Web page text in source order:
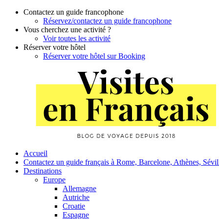
Contactez un guide francophone
Réservez/contactez un guide francophone
Vous cherchez une activité ?
Voir toutes les activité
Réserver votre hôtel
Réserver votre hôtel sur Booking
Primary
Navigation
Accueil
Contactez un guide français à Rome, Barcelone, Athènes,
Destinations
Europe
Allemagne
Autriche
Croatie
Espagne